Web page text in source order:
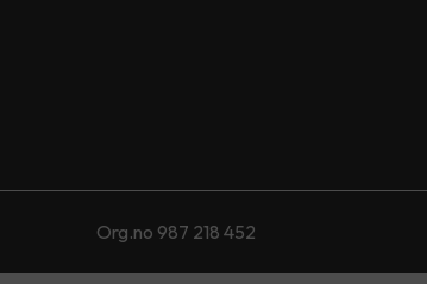
Org.no 987 218 452